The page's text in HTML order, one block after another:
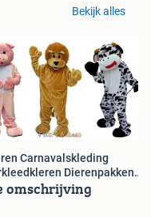
Bekijk alles
Carnavalskleding
Dierenpakken
omschrijving